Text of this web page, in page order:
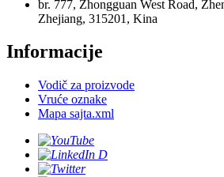
br. 777, Zhongguan West Road,
Zhejiang, 315201, Kina
Informacije
Vodič za proizvode
Vruće oznake
Mapa sajta.xml